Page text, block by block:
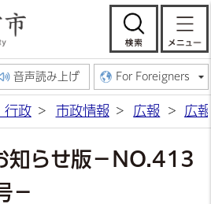
常陸大宮市公
検
音声読み上げ For Foreigners
行政 市政情報 広報 広
知らせ版－NO.413
－